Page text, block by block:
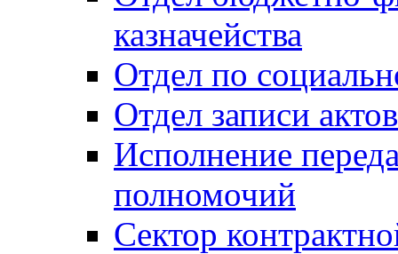
казначейства
Отдел по
Отдел записи
Исполнение
полномочий
Сектор